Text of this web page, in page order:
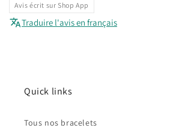
Avis écrit sur Shop App
Traduire l'avis en français
Quick links
Tous nos bracelets